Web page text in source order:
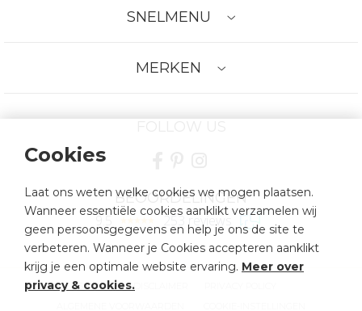
SNELMENU
MERKEN
BEOORDELINGEN
9.5
253 reviews
SITEMAP DISCLAIMER
Cookies
Laat ons weten welke cookies we mogen plaatsen.
Wanneer essentiële cookies aanklikt verzamelen wij
geen persoonsgegevens en help je ons de site te
verbeteren. Wanneer je Cookies accepteren aanklikt
krijg je een optimale website ervaring. Meer over
privacy & cookies.